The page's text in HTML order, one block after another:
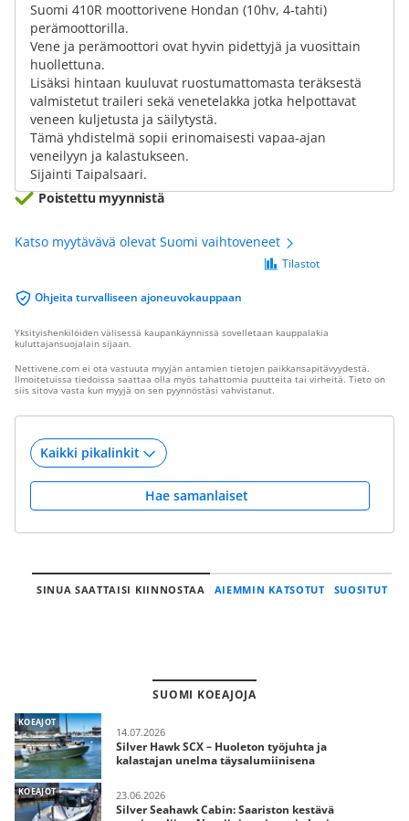
Suomi 410R moottorivene Hondan (10hv, 4-tahti)
perämoottorilla.
Vene ja perämoottori ovat hyvin pidettyjä ja vuosittain
huollettuna.
Lisäksi hintaan kuuluvat ruostumattomasta teräksestä
valmistetut traileri sekä venetelakka jotka helpottavat
veneen kuljetusta ja säilytystä.
Tämä yhdistelmä sopii erinomaisesti vapaa-ajan
veneilyyn ja kalastukseen.
Sijainti Taipalsaari.
Poistettu myynnistä
Katso myytävävä olevat Suomi vaihtoveneet
Ohjeita turvalliseen ajoneuvokauppaan
Tilastot
Yksityishenkilöiden välisessä kaupankäynnissä sovelletaan kauppalakia
kuluttajansuojalain sijaan.
Nettivene.com ei ota vastuuta myyjän antamien tietojen paikkansapitävyydestä.
Ilmoitetuissa tiedoissa saattaa olla myös tahattomia puutteita tai virheitä. Tieto on
siis sitova vasta kun myyjä on sen pyynnöstäsi vahvistanut.
Hae samanlaiset
SINUA SAATTAISI KIINNOSTAA AIEMMIN KATSOTUT SUOSITUT
SUOMI KOEAJOJA
KOEAJOT
14.07.2026
Silver Hawk SCX – Huoleton työjuhta ja
kalastajan unelma täysalumiinisena
KOEAJOT 23.06.2026
Silver Seahawk Cabin: Saariston kestävä